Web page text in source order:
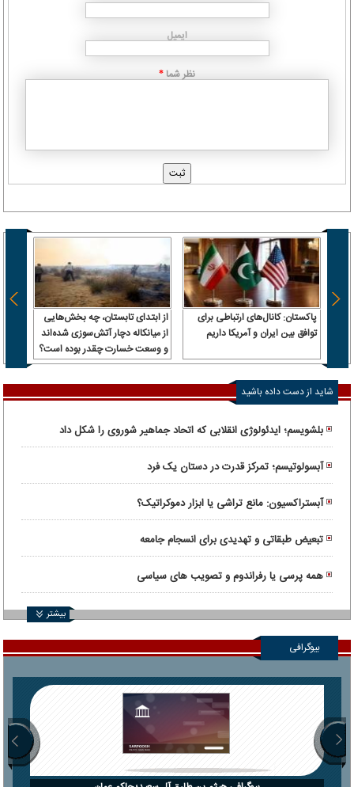
ایمیل
نظر شما *
پاکستان: کانال‌های ارتباطی برای
توافق بین ایران و آمریکا داریم
از ابتدای تابستان، چه بخش‌هایی
از میانکاله دچار آتش‌سوزی شده‌اند
و وسعت خسارت چقدر بوده است؟
شاید از دست داده باشید
بلشویسم؛ ایدئولوژی انقلابی که اتحاد جماهیر شوروی را شکل داد
آبسولوتیسم؛ تمرکز قدرت در دستان یک فرد
آبستراکسیون: مانع تراشی یا ابزار دموکراتیک؟
تبعیض طبقاتی و تهدیدی برای انسجام جامعه
همه پرسی یا رفراندوم و تصویب های سیاسی
بیشتر
بیوگرافی